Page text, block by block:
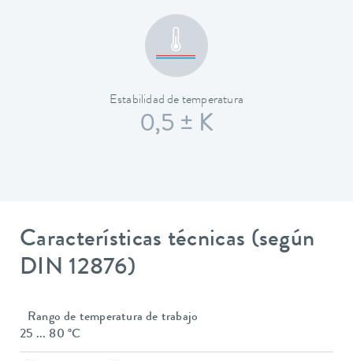
Estabilidad de temperatura
0,5 ± K
Características técnicas (según
DIN 12876)
Rango de temperatura de trabajo
25 ... 80 °C